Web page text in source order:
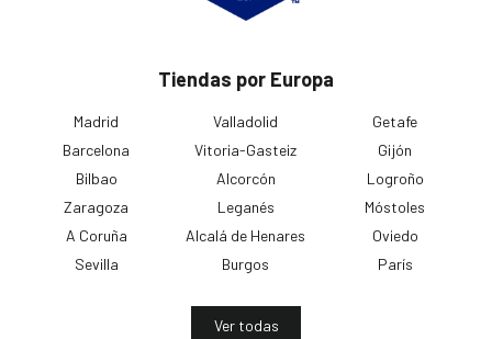
Tiendas por Europa
Madrid
Barcelona
Bilbao
Zaragoza
A Coruña
Sevilla
Valladolid
Vitoria-Gasteiz
Alcorcón
Leganés
Alcalá de Henares
Burgos
Getafe
Gijón
Logroño
Móstoles
Oviedo
París
Ver todas